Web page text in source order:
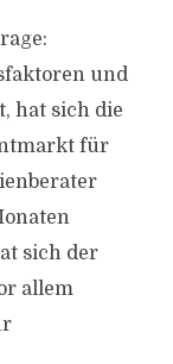
und
hat sich die
für
sich der
allem